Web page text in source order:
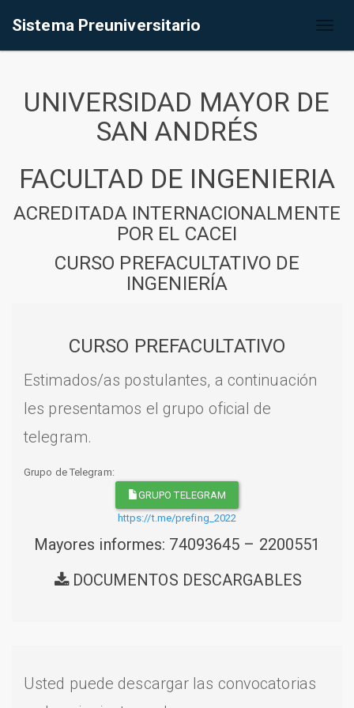
Sistema Preuniversitario
UNIVERSIDAD MAYOR DE
SAN ANDRÉS
FACULTAD DE INGENIERIA
ACREDITADA INTERNACIONALMENTE
POR EL CACEI
CURSO PREFACULTATIVO DE
INGENIERÍA
CURSO PREFACULTATIVO
Estimados/as postulantes, a continuación
les presentamos el grupo oficial de
telegram.
Grupo de Telegram:
GRUPO TELEGRAM
https://t.me/prefing_2022
Mayores informes: 74093645 – 2200551
DOCUMENTOS DESCARGABLES
Usted puede descargar las convocatorias